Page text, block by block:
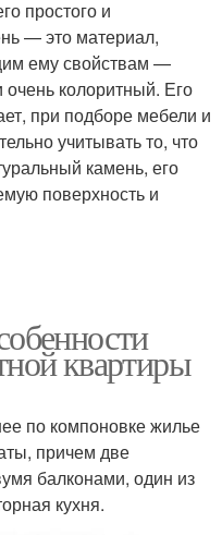
простого и
— это материал,
ему свойствам —
колоритный. Его
при подборе мебели и
учитывать то, что
камень, его
поверхность и
квартиры
по компоновке жилье
причем две
балконами, один из
кухня.